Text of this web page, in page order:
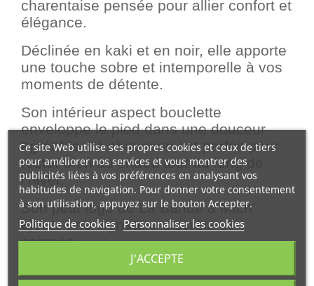
charentaise pensée pour allier confort et
élégance.
Déclinée en kaki et en noir, elle apporte
une touche sobre et intemporelle à vos
moments de détente.
Son intérieur aspect bouclette
enveloppe le pied dans une douceur
agréable, ce chausson est parfait pour
rester bien au chaud tout au long de
l’hiver.
Son petit logo de La Bande à Mich’
ajoute une signature discrète et
soignée.
Ce site Web utilise ses propres cookies et ceux de tiers
pour améliorer nos services et vous montrer des
publicités liées à vos préférences en analysant vos
habitudes de navigation. Pour donner votre consentement
à son utilisation, appuyez sur le bouton Accepter.
Politique de cookies Personnaliser les cookies
J'ACCEPTE